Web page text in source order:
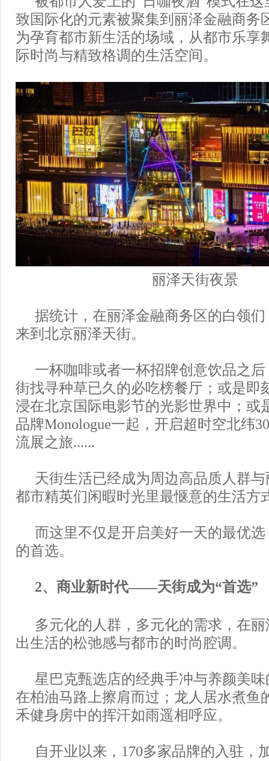
致国际化的元素被聚集到丽泽金融商务
为孕育都市新生活的场域，从都市乐享
际时尚与精致格调的生活空间。
丽泽天街夜景
据统计，在丽泽金融商务区的白领
来到北京丽泽天街。
一杯咖啡或者一杯招牌创意饮品之
街找寻种草已久的必吃榜餐厅；或是即
浸在北京国际电影节的光影世界中；或
品牌Monologue一起，开启超时空北纬
流展之旅......
天街生活已经成为周边高品质人群
都市精英们闲暇时光里最惬意的生活方
而这里不仅是开启美好一天的最优
的首选。
2、商业新时代——天街成为“首选”
多元化的人群，多元化的需求，在
出生活的松弛感与都市的时尚腔调。
星巴克甄选店的经典手冲与养颜美
在柏油马路上擦肩而过；龙人居水煮鱼
禾健身房中的挥汗如雨遥相呼应。
自开业以来，170多家品牌的入驻，